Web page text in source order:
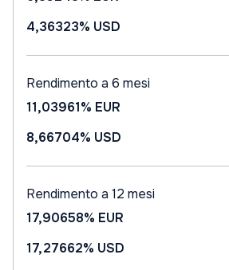
4,36323% USD
Rendimento a 6 mesi
11,03961% EUR
8,66704% USD
Rendimento a 12 mesi
17,90658% EUR
17,27662% USD